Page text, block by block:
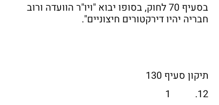
בסעיף 70 לחוק, בסופו יבוא "ויו"ר הוועדה ורוב
חבריה יהיו דירקטורים חיצוניים".
תיקון סעיף 130
12. 1